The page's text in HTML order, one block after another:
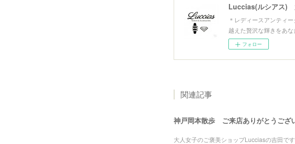
Luccias(ルシアス)
＊レディースアンティ
越えた贅沢な輝きをあ
フォロー
関連記事
神戸岡本散歩 ご来店ありがとうござ
大人女子のご褒美ショップLucciasの吉田で